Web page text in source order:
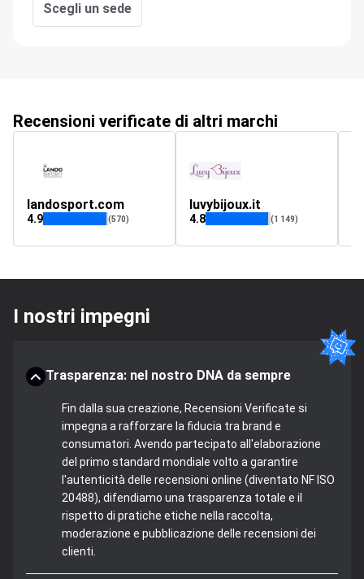
Scegli un sede
Recensioni verificate di altri marchi
landosport.com
4.9 (570)
luvybijoux.it
4.8 (1 149)
I nostri impegni
Trasparenza: nel nostro DNA da sempre
Fin dalla sua creazione, Recensioni Verificate si
impegna a rafforzare la fiducia tra brand e
consumatori. Avendo partecipato all'elaborazione
del primo standard mondiale volto a garantire
l'autenticità delle recensioni online (diventato NF ISO
20488), difendiamo una trasparenza totale e il
rispetto di pratiche etiche nella raccolta,
moderazione e pubblicazione delle recensioni dei
clienti.